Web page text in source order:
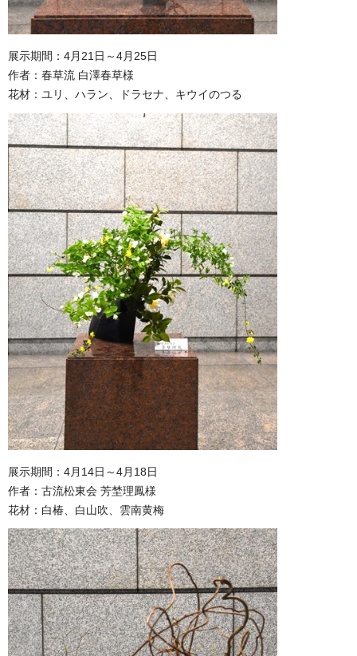
展示期間：4月21日～4月25日
作者：春草流 白澤春草様
花材：ユリ、ハラン、ドラセナ、キウイのつる
展示期間：4月14日～4月18日
作者：古流松東会 芳埜理鳳様
花材：白椿、白山吹、雲南黄梅